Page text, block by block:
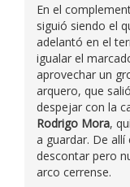
En el
siguió siendo el
adelantó en el
igualar el
aprovechar un
arquero, que
despejar con la
Rodrigo Mora,
a guardar. De
descontar pero
arco cerrense.